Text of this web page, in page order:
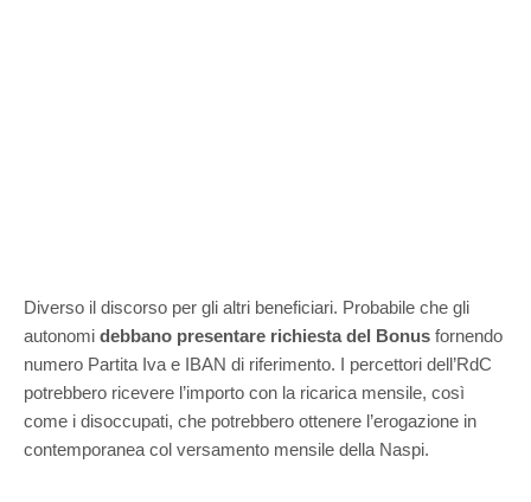
Diverso il discorso per gli altri beneficiari. Probabile che gli
autonomi debbano presentare richiesta del Bonus fornendo
numero Partita Iva e IBAN di riferimento. I percettori dell’RdC
potrebbero ricevere l’importo con la ricarica mensile, così
come i disoccupati, che potrebbero ottenere l’erogazione in
contemporanea col versamento mensile della Naspi.